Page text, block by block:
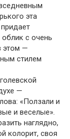
эта
с очень
этом —
стилем
—
«Ползали и
и веселые».
наглядно,
колорит, своя